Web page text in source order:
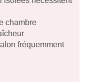
chambre
fréquemment